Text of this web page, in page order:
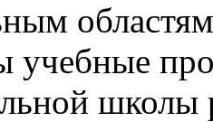
учебные
школы